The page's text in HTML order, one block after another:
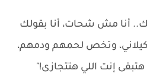
أنا مش شحات، أنا بقولك
وتخص لحمهم ودمهم،
إنت اللي هتتجازى!"